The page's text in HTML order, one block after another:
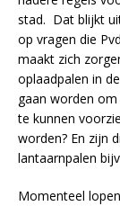
stad. Dat blijkt
op vragen die
maakt zich
oplaadpalen in
gaan worden
te kunnen
worden? En zijn
lantaarnpalen
Momenteel